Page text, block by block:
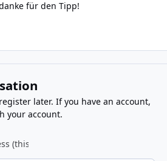
für den Tipp!
later. If you have an account,
your account.